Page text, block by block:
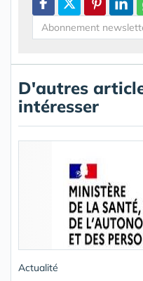
D'autres
intéresser
Actualité